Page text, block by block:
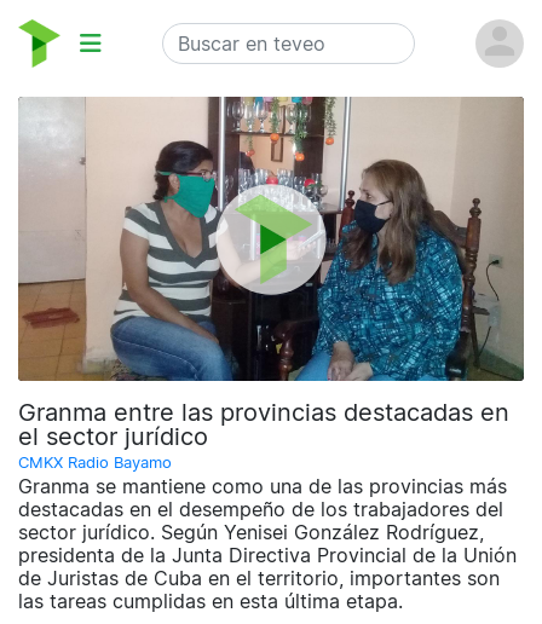
Granma entre las provincias destacadas en
el sector jurídico
CMKX Radio Bayamo
Granma se mantiene como una de las provincias más
destacadas en el desempeño de los trabajadores del
sector jurídico. Según Yenisei González Rodríguez,
presidenta de la Junta Directiva Provincial de la Unión
de Juristas de Cuba en el territorio, importantes son
las tareas cumplidas en esta última etapa.